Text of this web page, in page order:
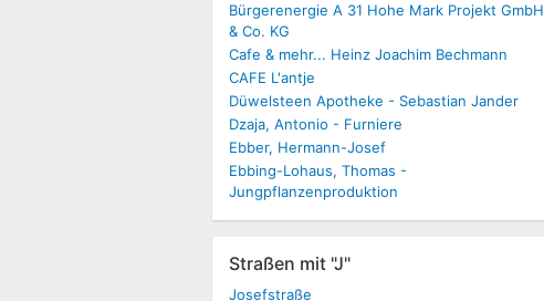
Bürgerenergie A 31 Hohe Mark Projekt GmbH
& Co. KG
Cafe & mehr... Heinz Joachim Bechmann
CAFE L'antje
Düwelsteen Apotheke - Sebastian Jander
Dzaja, Antonio - Furniere
Ebber, Hermann-Josef
Ebbing-Lohaus, Thomas -
Jungpflanzenproduktion
Straßen mit "J"
Josefstraße